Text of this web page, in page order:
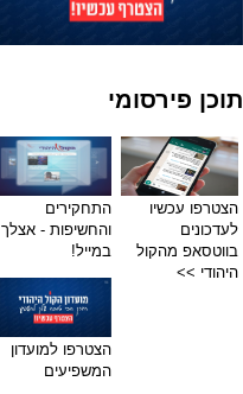
תוכן פירסומי
הצטרפו עכשיו
לעדכונים
בווטסאפ מהקול
היהודי >>
התחקירים
והחשיפות - אצלך
במייל!
הצטרפו למועדון
המשפיעים